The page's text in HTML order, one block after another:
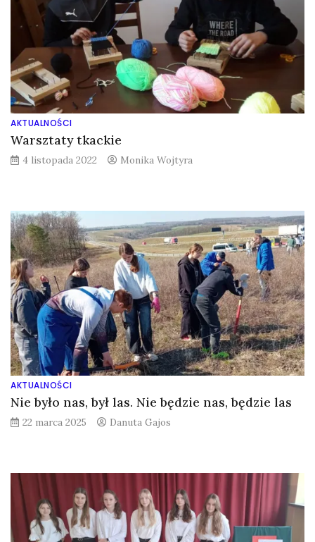
AKTUALNOŚCI
Warsztaty tkackie
4 listopada 2022 Monika Wojtyra
AKTUALNOŚCI
Nie było nas, był las. Nie będzie nas, będzie las
22 marca 2025 Danuta Gajos